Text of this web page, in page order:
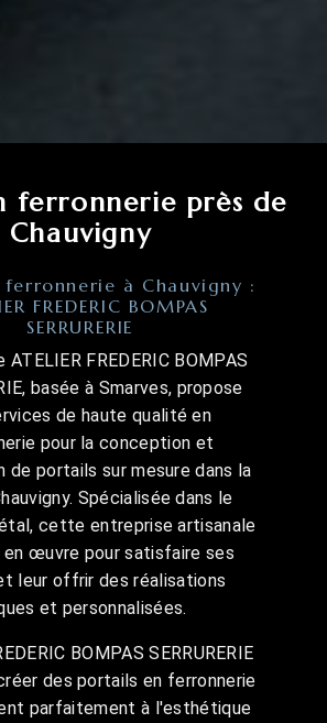
ferronnerie près de
Chauvigny
à Chauvigny :
FREDERIC BOMPAS
SERRURERIE
ATELIER FREDERIC BOMPAS
basée à Smarves, propose
de haute qualité en
pour la conception et
de portails sur mesure dans la
Spécialisée dans le
cette entreprise artisanale
œuvre pour satisfaire ses
leur offrir des réalisations
et personnalisées.
BOMPAS SERRURERIE
des portails en ferronnerie
parfaitement à l'esthétique